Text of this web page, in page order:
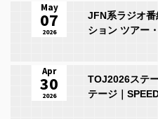
JFN系ラジオ
ション ツアー
May
07
2026
TOJ2026ステ
テージ｜
Apr
30
2026